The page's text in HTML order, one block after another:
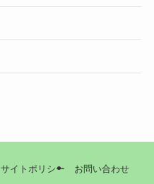
サイトポリシー お問い合わせ